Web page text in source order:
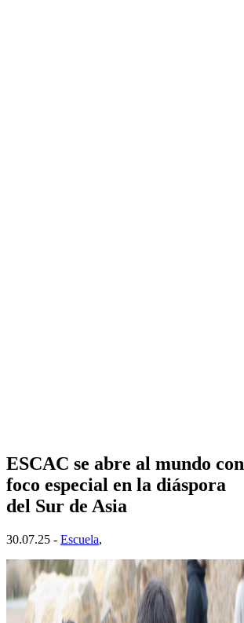
ESCAC se abre al mundo con
foco especial en la diáspora
del Sur de Asia
30.07.25 - Escuela,